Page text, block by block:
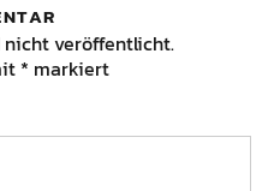
nicht veröffentlicht.
* markiert